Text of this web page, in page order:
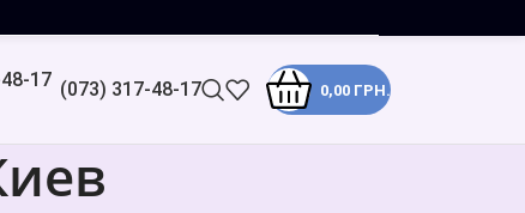
(073) 317-48-17 0,00 ГРН.